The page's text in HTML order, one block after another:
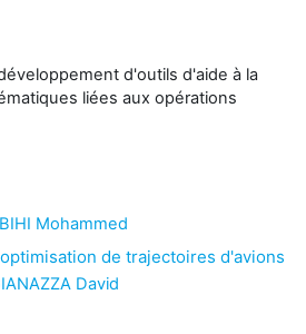
d'outils d'aide à la
liées aux opérations
Mohammed
de trajectoires d'avions
David